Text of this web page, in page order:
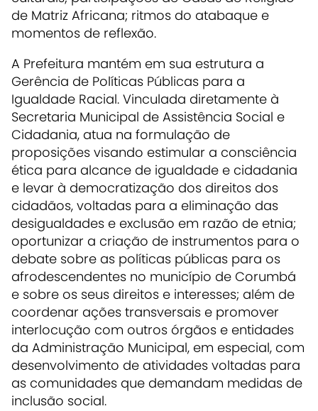
de Matriz Africana; ritmos do atabaque e
momentos de reflexão.
A Prefeitura mantém em sua estrutura a
Gerência de Políticas Públicas para a
Igualdade Racial. Vinculada diretamente à
Secretaria Municipal de Assistência Social e
Cidadania, atua na formulação de
proposições visando estimular a consciência
ética para alcance de igualdade e cidadania
e levar à democratização dos direitos dos
cidadãos, voltadas para a eliminação das
desigualdades e exclusão em razão de etnia;
oportunizar a criação de instrumentos para o
debate sobre as políticas públicas para os
afrodescendentes no município de Corumbá
e sobre os seus direitos e interesses; além de
coordenar ações transversais e promover
interlocução com outros órgãos e entidades
da Administração Municipal, em especial, com
desenvolvimento de atividades voltadas para
as comunidades que demandam medidas de
inclusão social.